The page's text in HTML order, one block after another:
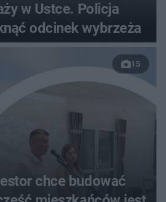
w Ustce. Policja
odcinek wybrzeża
15
chce budować